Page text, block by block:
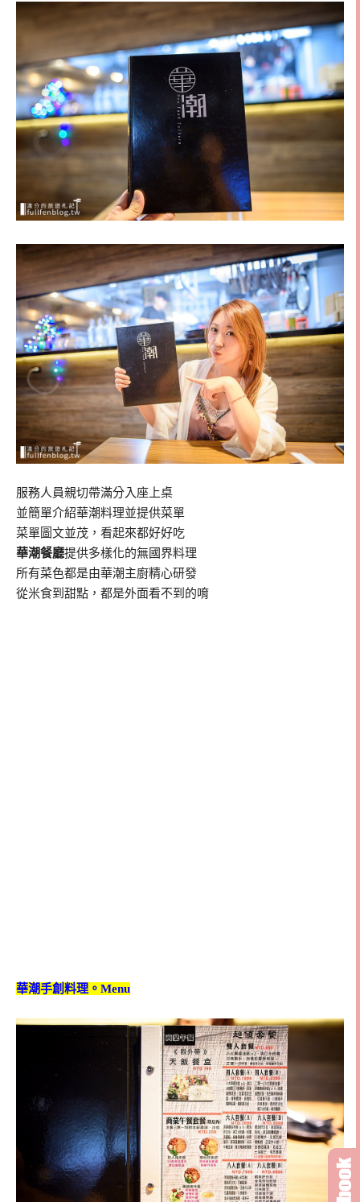
服務人員親切帶滿分入座上桌
並簡單介紹華潮料理並提供菜單
菜單圖文並茂，看起來都好好吃
華潮餐廳提供多樣化的無國界料理
所有菜色都是由華潮主廚精心研發
從米食到甜點，都是外面看不到的唷
華潮手創料理。Menu